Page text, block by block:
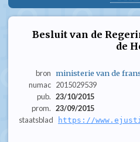
Besluit van de
de
bron ministerie van de
numac 2015029539
pub. 23/10/2015
prom. 23/09/2015
staatsblad
https://